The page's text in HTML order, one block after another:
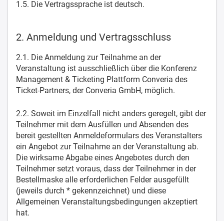
1.5. Die Vertragssprache ist deutsch.
2. Anmeldung und Vertragsschluss
2.1. Die Anmeldung zur Teilnahme an der
Veranstaltung ist ausschließlich über die Konferenz
Management & Ticketing Plattform Converia des
Ticket-Partners, der Converia GmbH, möglich.
2.2. Soweit im Einzelfall nicht anders geregelt, gibt der
Teilnehmer mit dem Ausfüllen und Absenden des
bereit gestellten Anmeldeformulars des Veranstalters
ein Angebot zur Teilnahme an der Veranstaltung ab.
Die wirksame Abgabe eines Angebotes durch den
Teilnehmer setzt voraus, dass der Teilnehmer in der
Bestellmaske alle erforderlichen Felder ausgefüllt
(jeweils durch * gekennzeichnet) und diese
Allgemeinen Veranstaltungsbedingungen akzeptiert
hat.